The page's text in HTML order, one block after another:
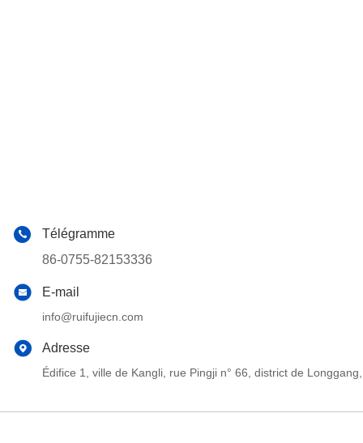
Télégramme
86-0755-82153336
E-mail
info@ruifujiecn.com
Adresse
Édifice 1, ville de Kangli, rue Pingji n° 66, district de